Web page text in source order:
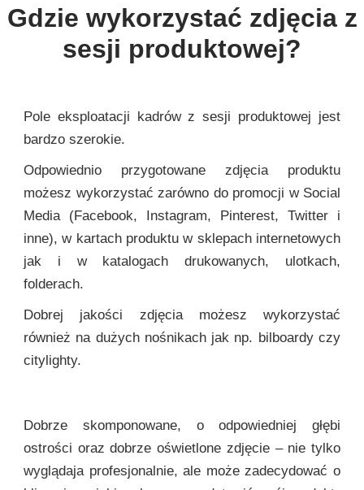
Gdzie wykorzystać zdjęcia z
sesji produktowej?
Pole eksploatacji kadrów z sesji produktowej jest
bardzo szerokie.
Odpowiednio przygotowane zdjęcia produktu
możesz wykorzystać zarówno do promocji w Social
Media (Facebook, Instagram, Pinterest, Twitter i
inne), w kartach produktu w sklepach internetowych
jak i w katalogach drukowanych, ulotkach,
folderach.
Dobrej jakości zdjęcia możesz wykorzystać
również na dużych nośnikach jak np. bilboardy czy
citylighty.
Dobrze skomponowane, o odpowiedniej głębi
ostrości oraz dobrze oświetlone zdjęcie – nie tylko
wyglądaja profesjonalnie, ale może zadecydować o